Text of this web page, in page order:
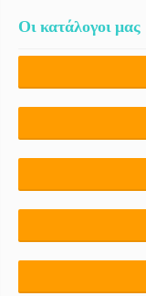
Οι κατάλογοι μας